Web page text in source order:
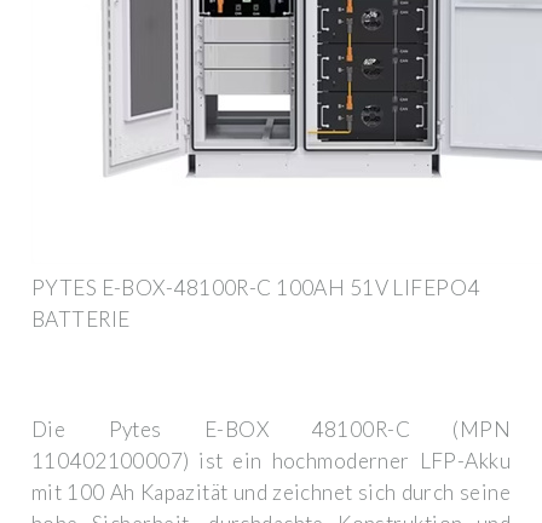
PYTES E-BOX-48100R-C 100AH 51V LIFEPO4
BATTERIE
Die Pytes E-BOX 48100R-C (MPN
110402100007) ist ein hochmoderner LFP-Akku
mit 100 Ah Kapazität und zeichnet sich durch seine